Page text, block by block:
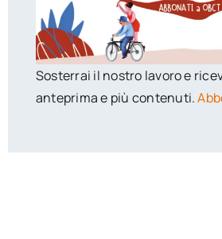
Sosterrai il nostro lavoro e
anteprima e più contenuti.